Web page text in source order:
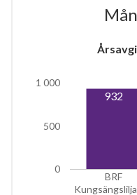
BRF
0
500
1 000
932